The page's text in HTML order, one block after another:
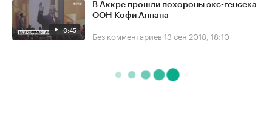
0:45
В Аккре прошли похороны экс-генсека
ООН Кофи Аннана
Без комментариев 13 сен 2018, 18:10